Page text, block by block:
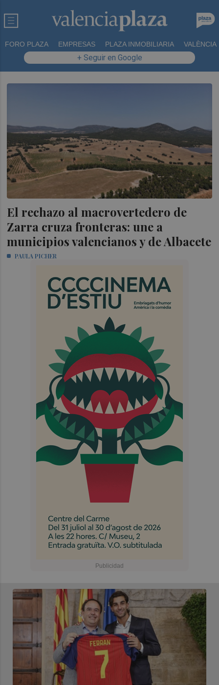
FORO PLAZA EMPRESAS PLAZA INMOBILIARIA VALÈNCIA
+ Seguir en Google
El rechazo al macrovertedero de
Zarra cruza fronteras: une a
municipios valencianos y de Albacete
PAULA PICHER